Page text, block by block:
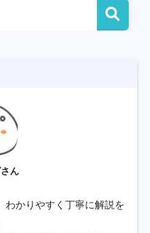
ん
わかりやすく丁寧に解説を